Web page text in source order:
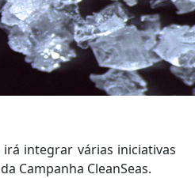
integrar várias iniciativas
Campanha CleanSeas.